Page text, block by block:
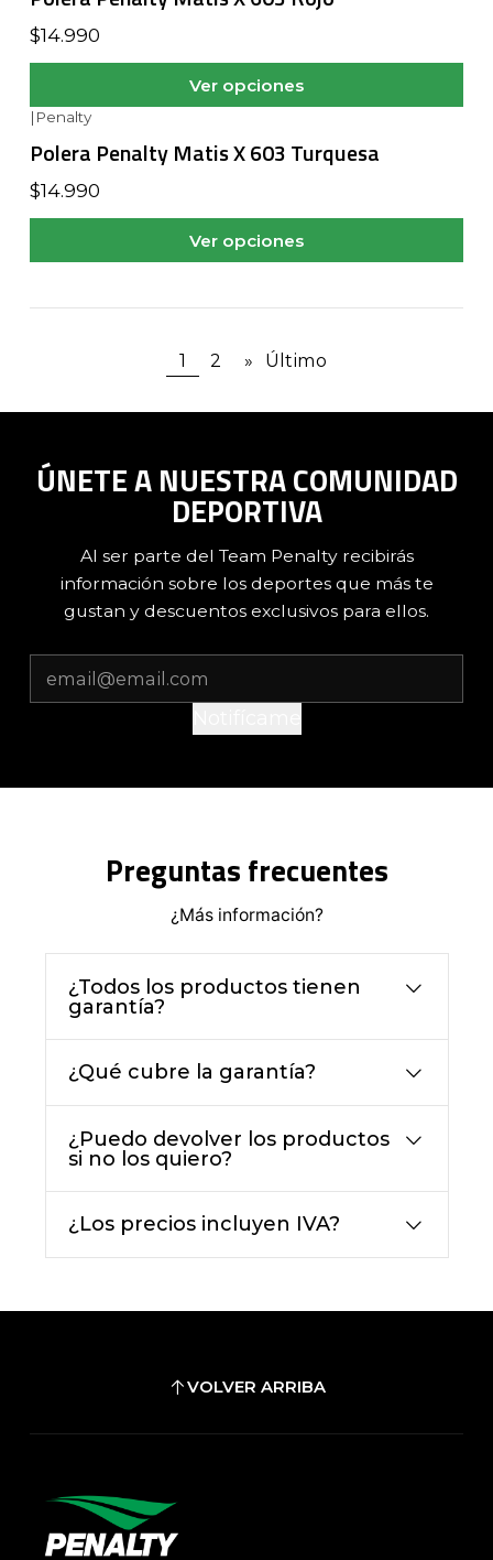
$14.990
Ver opciones
| Penalty
Polera Penalty Matis X 603 Turquesa
$14.990
Ver opciones
1 2 » Último
ÚNETE A NUESTRA COMUNIDAD
DEPORTIVA
Al ser parte del Team Penalty recibirás
información sobre los deportes que más te
gustan y descuentos exclusivos para ellos.
Preguntas frecuentes
¿Más información?
¿Todos los productos tienen
garantía?
¿Qué cubre la garantía?
¿Puedo devolver los productos
si no los quiero?
¿Los precios incluyen IVA?
VOLVER ARRIBA